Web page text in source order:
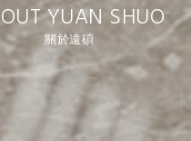
YUAN SHUO
關於遠碩